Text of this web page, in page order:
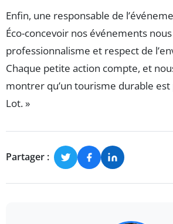
Enfin, une responsable de
Éco-concevoir nos événements
professionnalisme et respect de
Chaque petite action compte, et
montrer qu’un tourisme durable est
Lot. »
Partager :